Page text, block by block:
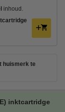
inhoud.
huismerk te
inktcartridge